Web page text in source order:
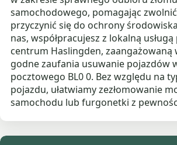
samochodowego, pomagając
przyczynić się do ochrony
nas, współpracujesz z lokalną
centrum Haslingden, zaangażowaną
godne zaufania usuwanie pojazdów
pocztowego BL0 0. Bez względu na
pojazdu, ułatwiamy zezłomowanie
samochodu lub furgonetki z